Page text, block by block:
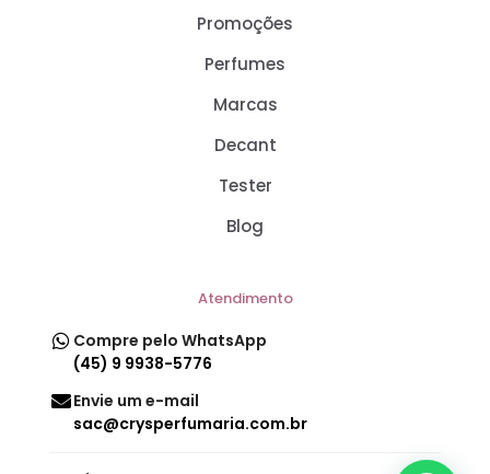
Promoções
Perfumes
Marcas
Decant
Tester
Blog
Atendimento
Compre pelo WhatsApp
(45) 9 9938-5776
Envie um e-mail
sac@crysperfumaria.com.br